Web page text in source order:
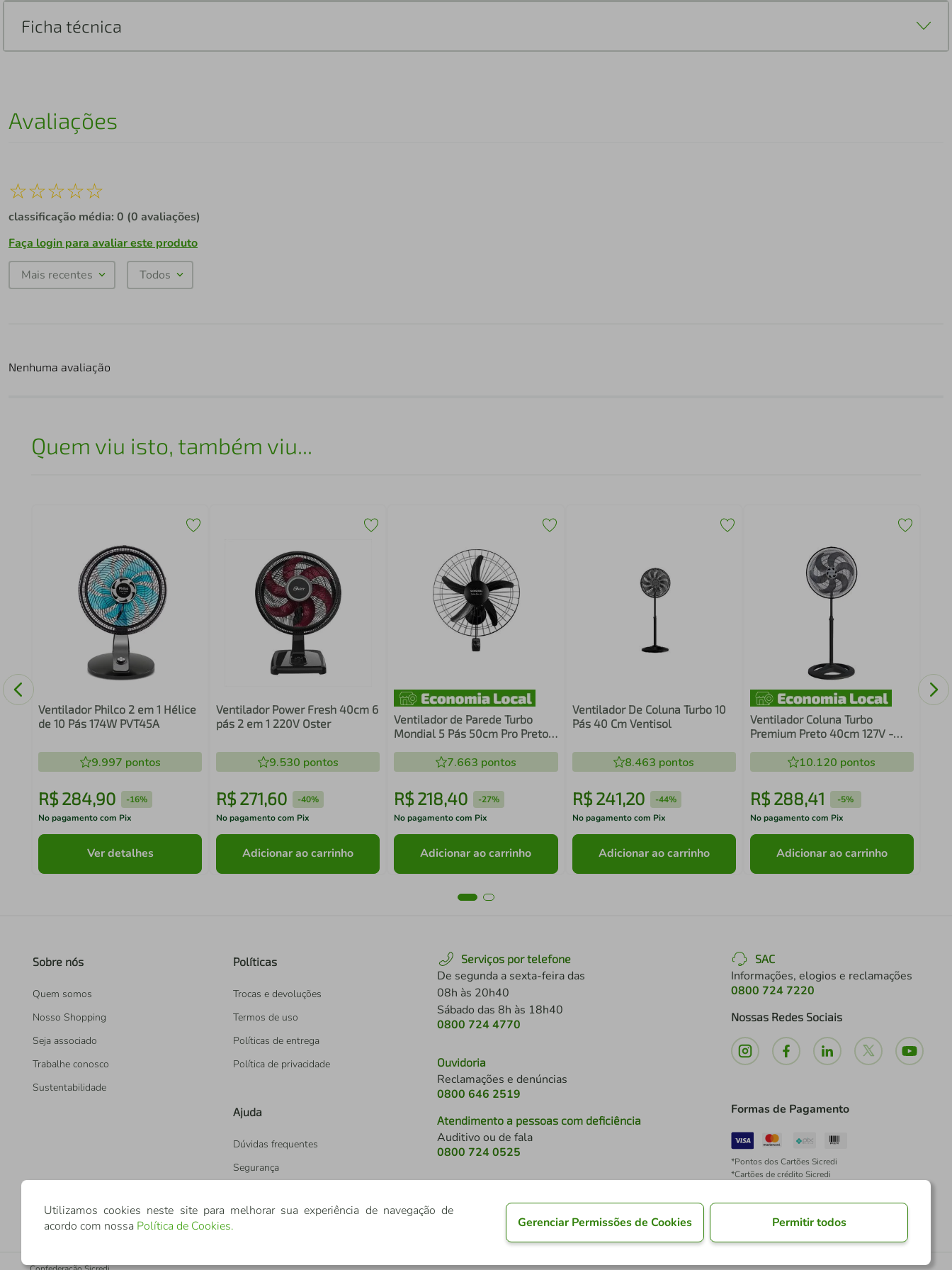
Ficha técnica
Avaliações
☆☆☆☆☆
classificação média: 0 (0 avaliações)
Faça login para avaliar este produto
Mais recentes Todos
Nenhuma avaliação
Quem viu isto, também viu...
Ventilador Philco 2 em 1 Hélice
de 10 Pás 174W PVT45A
9.997 pontos
R$ 284,90 -16%
No pagamento com Pix
Ver detalhes
Ventilador Power Fresh 40cm 6
pás 2 em 1 220V Oster
9.530 pontos
R$ 271,60 -40%
No pagamento com Pix
Adicionar ao carrinho
Ventilador de Parede Turbo
Mondial 5 Pás 50cm Pro Preto
7.663 pontos
R$218,40 -27%
No pagamento com Pix
Adicionar ao carrinho
Ventilador De Coluna Turbo 10
Pás 40 Cm Ventisol
8.463 pontos
R$ 241,20 -44%
No pagamento com Pix
Adicionar ao carrinho
Ventilador Coluna Turbo
Premium Preto 40cm 127V -
10.120 pontos
R$ 288,41 -5%
No pagamento com Pix
Adicionar ao carrinho
Sobre nós
Quem somos
Nosso Shopping
Seja associado
Trabalhe conosco
Sustentabilidade
Políticas
Trocas e devoluções
Termos de uso
Políticas de entrega
Política de privacidade
Ajuda
Dúvidas frequentes
Segurança
Serviços por telefone
De segunda a sexta-feira das
08h às 20h40
Sábado das 8h às 18h40
0800 724 4770
Ouvidoria
Reclamações e denúncias
0800 646 2519
Atendimento a pessoas com deficiência
Auditivo ou de fala
0800 724 0525
SAC
Informações, elogios e reclamações
0800 724 7220
Nossas Redes Sociais
Formas de Pagamento
*Pontos dos Cartões Sicredi
*Cartões de crédito Sicredi
Utilizamos cookies neste site para melhorar sua experiência de navegação de
acordo com nossa Política de Cookies. Gerenciar Permissões de Cookies Permitir todos